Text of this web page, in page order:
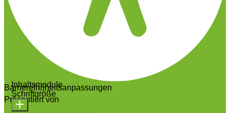
Barrierefreiheitsanpassungen
Präsentiert von
Inhaltsmodule
Schriftgröße